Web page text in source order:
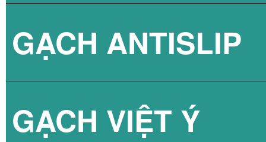
BÌNH NÓNG
BÌNH NÓNG
GẠCH ANTISLIP
GẠCH VIỆT Ý